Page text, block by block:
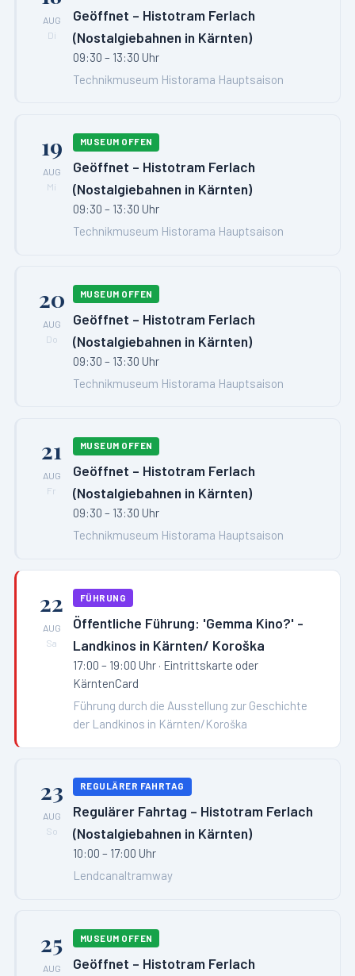
AUG
Di
Geöffnet – Histotram Ferlach
(Nostalgiebahnen in Kärnten)
09:30 – 13:30 Uhr
Technikmuseum Historama Hauptsaison
19
AUG
Mi
MUSEUM OFFEN
Geöffnet – Histotram Ferlach
(Nostalgiebahnen in Kärnten)
09:30 – 13:30 Uhr
Technikmuseum Historama Hauptsaison
20
AUG
Do
MUSEUM OFFEN
Geöffnet – Histotram Ferlach
(Nostalgiebahnen in Kärnten)
09:30 – 13:30 Uhr
Technikmuseum Historama Hauptsaison
21
AUG
Fr
MUSEUM OFFEN
Geöffnet – Histotram Ferlach
(Nostalgiebahnen in Kärnten)
09:30 – 13:30 Uhr
Technikmuseum Historama Hauptsaison
22
AUG
Sa
FÜHRUNG
Öffentliche Führung: 'Gemma Kino?' -
Landkinos in Kärnten/ Koroška
17:00 – 19:00 Uhr · Eintrittskarte oder
KärntenCard
Führung durch die Ausstellung zur Geschichte
der Landkinos in Kärnten/Koroška
23
AUG
So
REGULÄRER FAHRTAG
Regulärer Fahrtag – Histotram Ferlach
(Nostalgiebahnen in Kärnten)
10:00 – 17:00 Uhr
Lendcanaltramway
25
AUG
MUSEUM OFFEN
Geöffnet – Histotram Ferlach